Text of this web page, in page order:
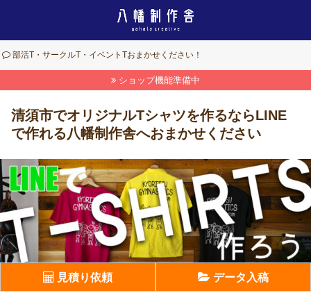
部活T・サークルT・イベントTおまかせください！
ショップ機能準備中
清須市でオリジナルTシャツを作るならLINE
で作れる八幡制作舎へおまかせください
見積り依頼 データ入稿